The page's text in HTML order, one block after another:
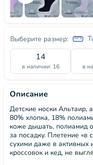
Выберите размер:
14
в наличии: 16 в
Описание
Детские носки Альтаир,
80% хлопка, 18%
коже дышать, полиамид
за посадку. Плетение «в
сухими даже в активных
кроссовок и кед, не